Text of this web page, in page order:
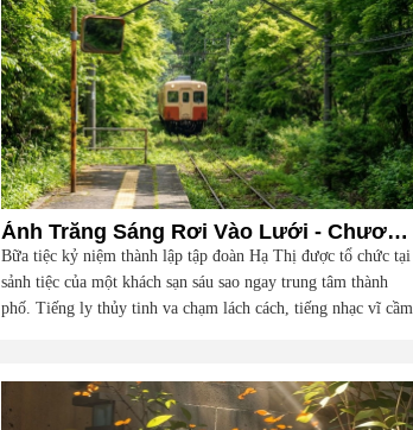
Ánh Trăng Sáng Rơi Vào Lưới - Chương 1
Bữa tiệc kỷ niệm thành lập tập đoàn Hạ Thị được tổ chức tại
sảnh tiệc của một khách sạn sáu sao ngay trung tâm thành
phố. Tiếng ly thủy tinh va chạm lách cách, tiếng nhạc vĩ cầm